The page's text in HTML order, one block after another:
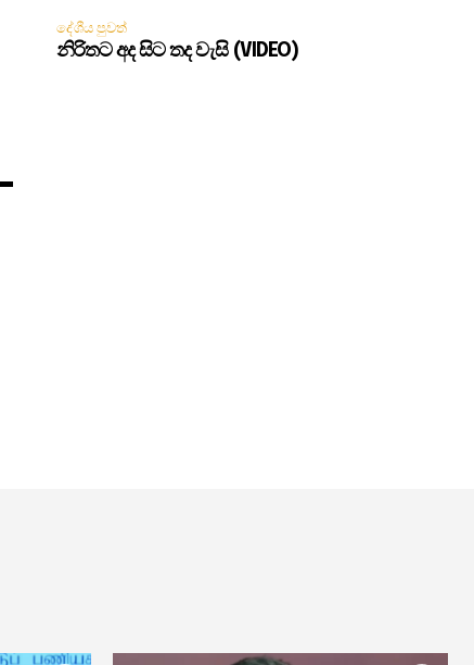
දේශීය පුවත්
නිරිතට අද සිට තද වැසි (VIDEO)